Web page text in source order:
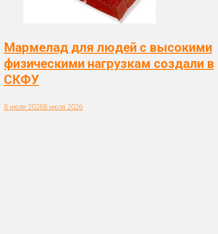
Мармелад для людей с высокими
физическими нагрузкам создали в
СКФУ
8 июля 20268 июля 2026